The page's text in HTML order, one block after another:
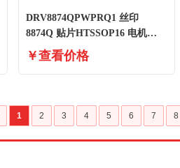
DRV8874QPWPRQ1 丝印
8874Q 贴片HTSSOP16 电机驱
动器IC芯片
￥查看价格
1 2 3 4 5 6 7 8